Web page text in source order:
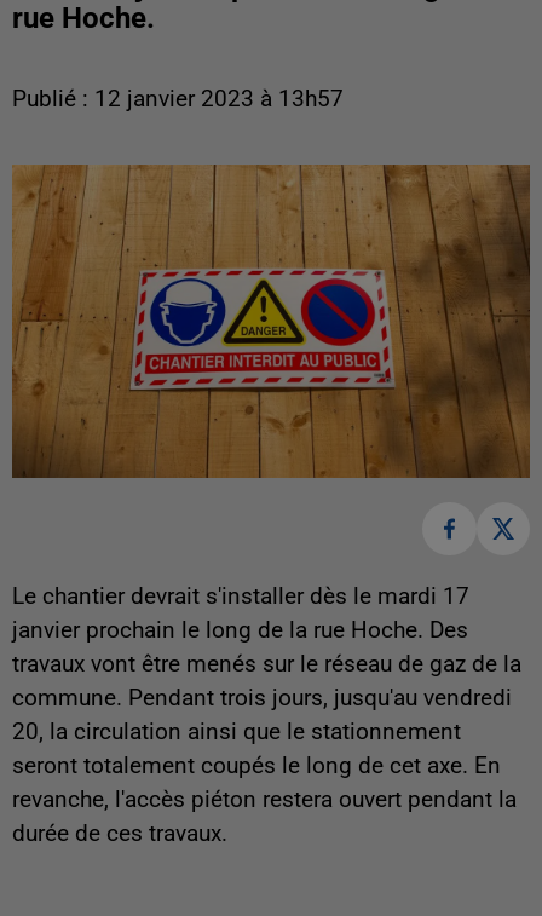
rue Hoche.
Publié : 12 janvier 2023 à 13h57
Le chantier devrait s'installer dès le mardi 17
janvier prochain le long de la rue Hoche. Des
travaux vont être menés sur le réseau de gaz de la
commune. Pendant trois jours, jusqu'au vendredi
20, la circulation ainsi que le stationnement
seront totalement coupés le long de cet axe. En
revanche, l'accès piéton restera ouvert pendant la
durée de ces travaux.